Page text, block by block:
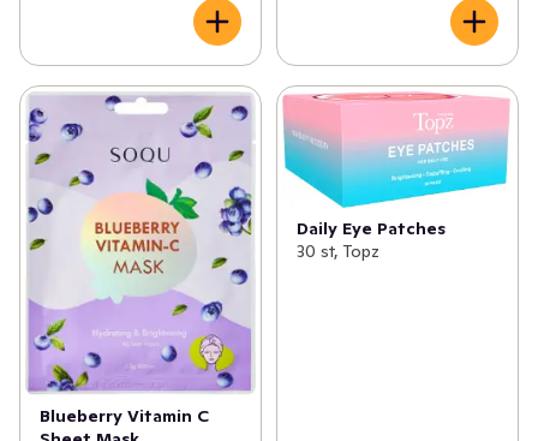
Blueberry Vitamin C
Daily Eye Patches
30 st, Topz